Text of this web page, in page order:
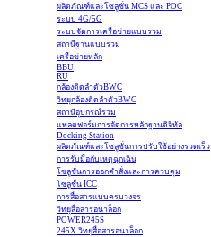
ผลิตภัณฑ์และโซลูชั่น MCS และ POC
ระบบ 4G/5G
ระบบจัดการเครือข่ายแบบรวม
สถานีฐานแบบรวม
เครือข่ายหลัก
BBU
RU
กล้องติดลำตัวBWC
วิทยุกล้องติดลำตัวBWC
สถานีอุปกรณ์รวม
แพลตฟอร์มการจัดการหลักฐานดิจิทัล
Docking Station
ผลิตภัณฑ์และโซลูชั่นการปรับใช้อย่างรวดเร็ว
การรับมือกับเหตุฉุกเฉิน
โซลูชั่นการออกคำสั่งและการควบคุม
โซลูชั่น ICC
การสื่อสารแบบครบวงจร
วิทยุสื่อสารอนาล็อก
POWER245S
245X วิทยุสื่อสารอนาล็อก